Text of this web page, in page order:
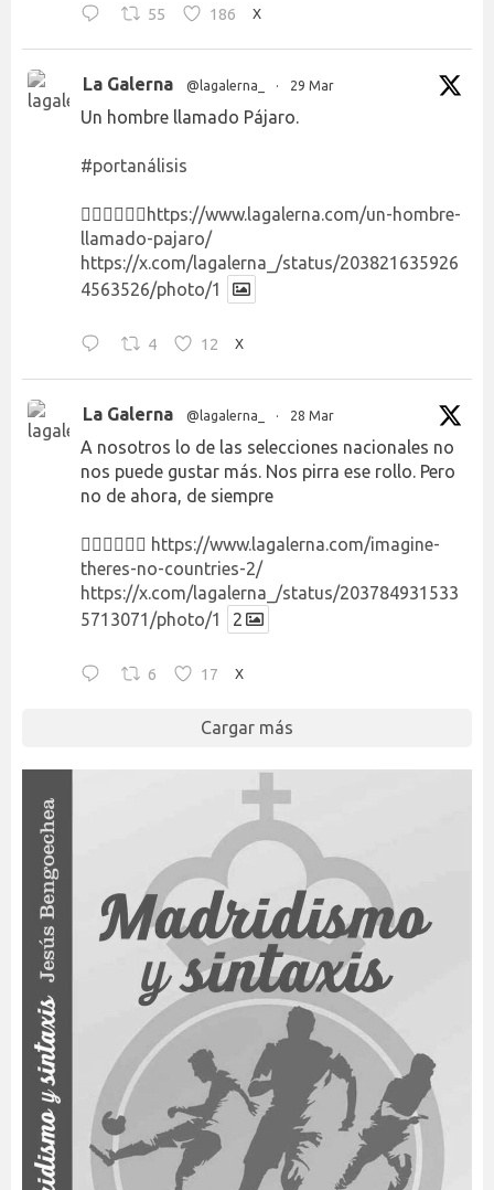
55 186 X
La Galerna @lagalerna_ · 29 Mar
Un hombre llamado Pájaro.
#portanálisis
👉🏻👉🏻👉🏻 https://www.lagalerna.com/un-hombre-
llamado-pajaro/
https://x.com/lagalerna_/status/203821635926
4563526/photo/1
4 12 X
La Galerna @lagalerna_ · 28 Mar
A nosotros lo de las selecciones nacionales no
nos puede gustar más. Nos pirra ese rollo. Pero
no de ahora, de siempre
👉🏻👉🏻👉🏻 https://www.lagalerna.com/imagine-
theres-no-countries-2/
https://x.com/lagalerna_/status/203784931533
5713071/photo/1
2
6 17 X
Cargar más